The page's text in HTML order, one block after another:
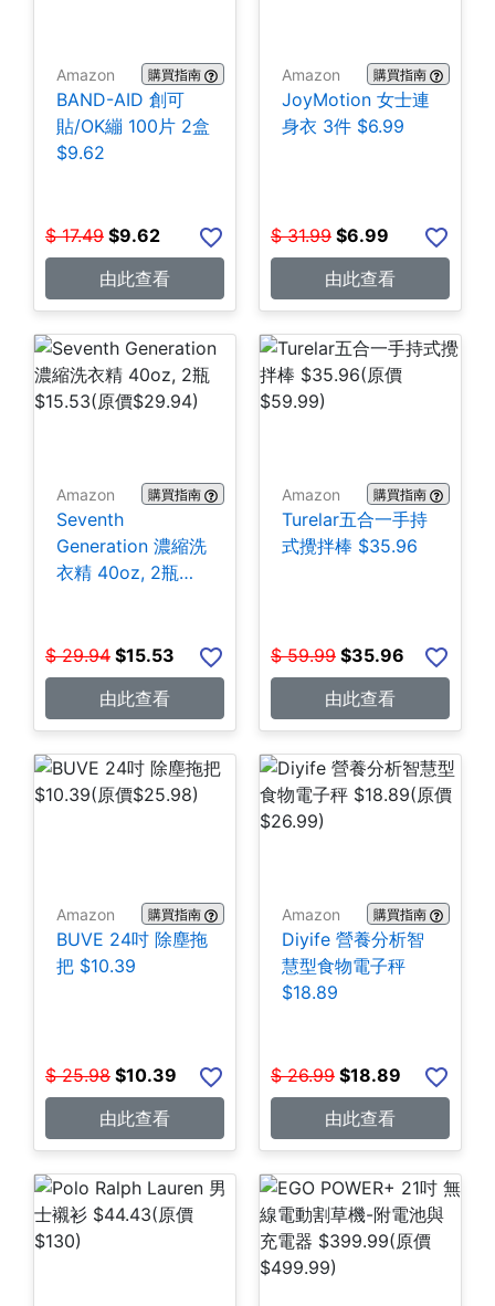
Amazon 購買指南
BAND-AID 創可
貼/OK繃 100片 2盒
$9.62
$ 17.49 $9.62
由此查看
Amazon 購買指南
JoyMotion 女士連
身衣 3件 $6.99
$ 31.99 $6.99
由此查看
Amazon 購買指南
Seventh
Generation 濃縮洗
衣精 40oz, 2瓶
$ 29.94 $15.53
由此查看
Amazon 購買指南
Turelar五合一手持
式攪拌棒 $35.96
$ 59.99 $35.96
由此查看
Amazon 購買指南
BUVE 24吋 除塵拖
把 $10.39
$ 25.98 $10.39
由此查看
Amazon 購買指南
Diyife 營養分析智
慧型食物電子秤
$18.89
$ 26.99 $18.89
由此查看